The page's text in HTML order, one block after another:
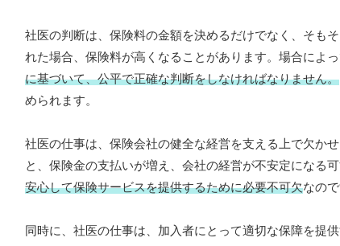
社医の判断は、保険料の金額を決めるだけでなく、そも
れた場合、保険料が高くなることがあります。場合によ
に基づいて、公平で正確な判断をしなければなりません。
められます。
社医の仕事は、保険会社の健全な経営を支える上で欠か
と、保険金の支払いが増え、会社の経営が不安定になる
安心して保険サービスを提供するために必要不可欠なので
同時に、社医の仕事は、加入者にとって適切な保障を提